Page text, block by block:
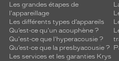
Les grandes étapes de
l'appareillage
Les différents types d’appareils
Qu’est-ce qu'un acouphène ?
Qu'est-ce que l'hyperacousie ?
Qu’est-ce que la presbyacousie ?
Les services et les garanties Krys